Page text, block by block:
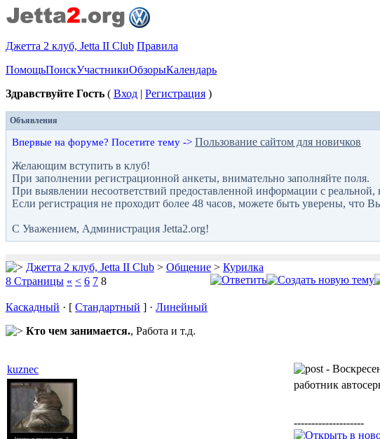
Джетта 2 клуб, Jetta II Club Правила
ПомощьПоискУчастникиОбзорыКалендарь
Здравствуйте Гость ( Вход | Регистрация )
Объявления
Впервые на форуме? Посетите тему -> Пользование сайтом для новичков
Желающим вступить в клуб!
При заполнении регистрационной анкеты, внимательно заполняйте поля.
При выявлении несоответствий предоставленной информации с реальной,
Если регистрация не проходит более 48 часов, можете быть уверены, что
С Уважением, Администрация Jetta2.org!
Джетта 2 клуб, Jetta II Club > Общение > Курилка
8 Страницы « < 6 7 8
Каскадный · [ Стандартный ] · Линейный
Кто чем занимается., Работа и т.д.
kuznec
-
работник
--------------------